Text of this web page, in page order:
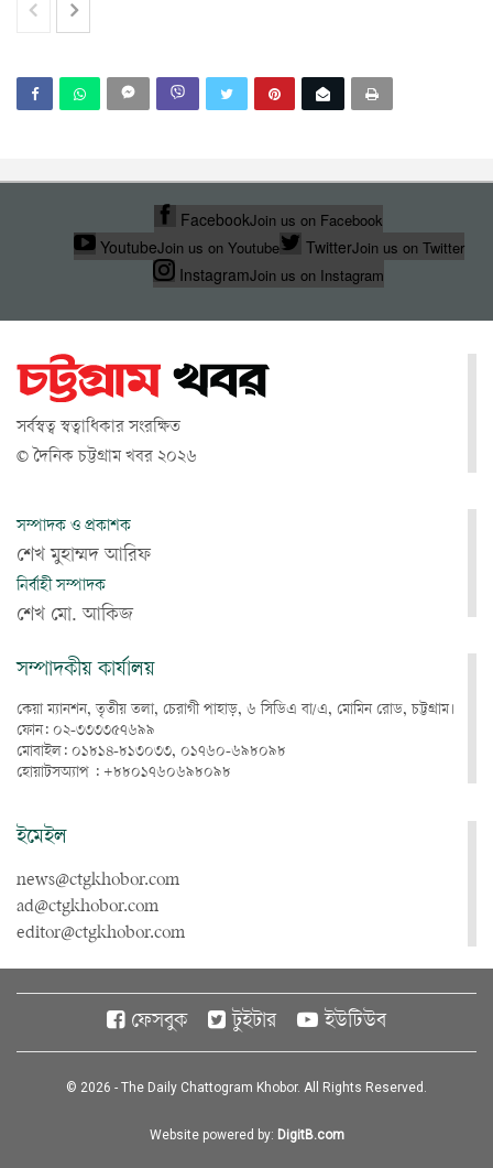
FacebookJoin us on Facebook
YoutubeJoin us on Youtube TwitterJoin us on Twitter
InstagramJoin us on Instagram
সর্বস্বত্ব স্বত্বাধিকার সংরক্ষিত
© দৈনিক চট্টগ্রাম খবর ২০২৬
সম্পাদক ও প্রকাশক
শেখ মুহাম্মদ আরিফ
নির্বাহী সম্পাদক
শেখ মো. আকিজ
সম্পাদকীয় কার্যালয়
কেয়া ম্যানশন, তৃতীয় তলা, চেরাগী পাহাড়, ৬ সিডিএ বা/এ, মোমিন রোড, চট্টগ্রাম।
ফোন: ০২-৩৩৩৩৫৭৬৯৯
মোবাইল: ০১৮১৪-৮১৩০৩৩, ০১৭৬০-৬৯৮০৯৮
হোয়াটসঅ্যাপ : +৮৮০১৭৬০৬৯৮০৯৮
ইমেইল
news@ctgkhobor.com
ad@ctgkhobor.com
editor@ctgkhobor.com
ফেসবুক টুইটার ইউটিউব
© 2026 - The Daily Chattogram Khobor. All Rights Reserved.
Website powered by: DigitB.com